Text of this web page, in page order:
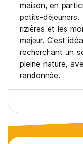
maison, en
petits-déjeuners.
rizières et les
majeur. C'est
recherchant un
pleine nature,
randonnée.